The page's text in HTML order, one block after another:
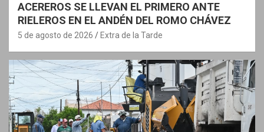
ACEREROS SE LLEVAN EL PRIMERO ANTE
RIELEROS EN EL ANDÉN DEL ROMO CHÁVEZ
5 de agosto de 2026 Extra de la Tarde